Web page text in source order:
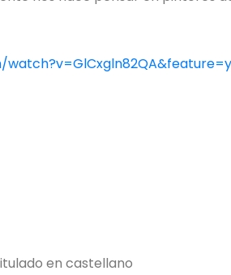
en castellano